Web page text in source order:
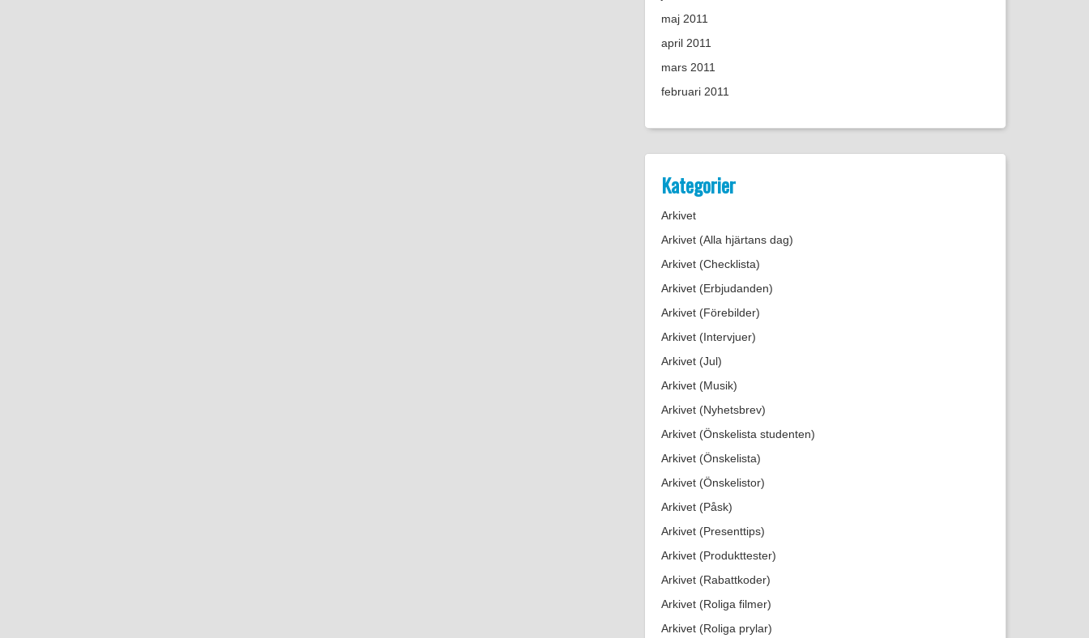
maj 2011
april 2011
mars 2011
februari 2011
Kategorier
Arkivet
Arkivet (Alla hjärtans dag)
Arkivet (Checklista)
Arkivet (Erbjudanden)
Arkivet (Förebilder)
Arkivet (Intervjuer)
Arkivet (Jul)
Arkivet (Musik)
Arkivet (Nyhetsbrev)
Arkivet (Önskelista studenten)
Arkivet (Önskelista)
Arkivet (Önskelistor)
Arkivet (Påsk)
Arkivet (Presenttips)
Arkivet (Produkttester)
Arkivet (Rabattkoder)
Arkivet (Roliga filmer)
Arkivet (Roliga prylar)